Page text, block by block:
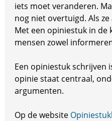
iets moet veranderen.
nog niet overtuigd. Als
Met een opiniestuk in de
mensen zowel
Een opiniestuk schrijven
opinie staat centraal,
argumenten.
Op de website